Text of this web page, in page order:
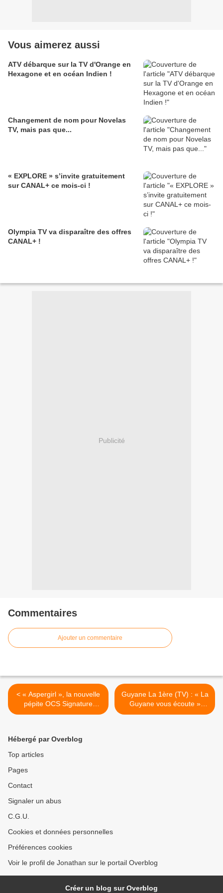
Vous aimerez aussi
ATV débarque sur la TV d'Orange en
Hexagone et en océan Indien !
Changement de nom pour Novelas
TV, mais pas que...
« EXPLORE » s’invite gratuitement
sur CANAL+ ce mois-ci !
Olympia TV va disparaître des offres
CANAL+ !
Publicité
Commentaires
Ajouter un commentaire
< « Aspergirl », la nouvelle
pépite OCS Signature
débarque dès aujourd'hui
Guyane La 1ère (TV) : « La
Guyane vous écoute »
reçoit Rodolphe
Hébergé par Overblog
Top articles
Pages
Contact
Signaler un abus
C.G.U.
Cookies et données personnelles
Préférences cookies
Voir le profil de Jonathan sur le portail Overblog
Créer un blog sur Overblog